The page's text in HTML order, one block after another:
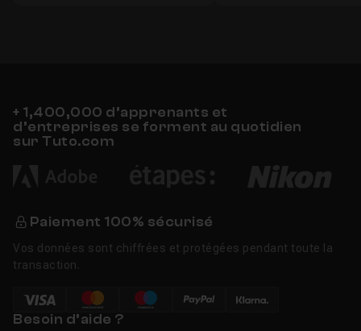
+ 1,400,000 d’apprenants et
d’entreprises se forment au quotidien
sur Tuto.com
Paiement 100% sécurisé
Vos données sont chiffrées et protégées pendant toute la
transaction.
Besoin d’aide ?